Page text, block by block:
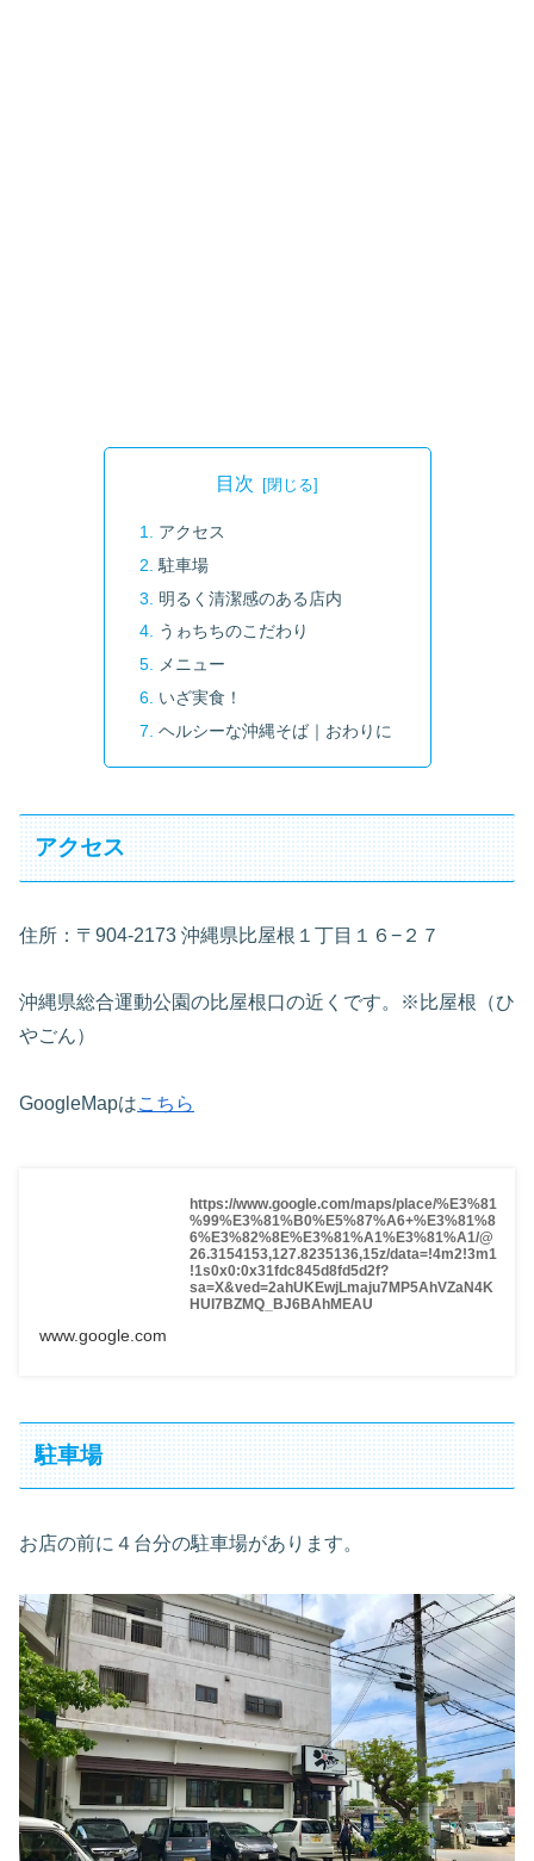
目次
アクセス
駐車場
明るく清潔感のある店内
うゎちちのこだわり
メニュー
いざ実食！
ヘルシーな沖縄そば｜おわりに
アクセス
住所：〒904-2173 沖縄県比屋根１丁目１６−２７
沖縄県総合運動公園の比屋根口の近くです。※比屋根（ひ
やごん）
GoogleMapはこちら
https://www.google.com/maps/place/%E3%81
%99%E3%81%B0%E5%87%A6+%E3%81%8
6%E3%82%8E%E3%81%A1%E3%81%A1/@
26.3154153,127.8235136,15z/data=!4m2!3m1
!1s0x0:0x31fdc845d8fd5d2f?
sa=X&ved=2ahUKEwjLmaju7MP5AhVZaN4K
HUI7BZMQ_BJ6BAhMEAU
www.google.com
駐車場
お店の前に４台分の駐車場があります。